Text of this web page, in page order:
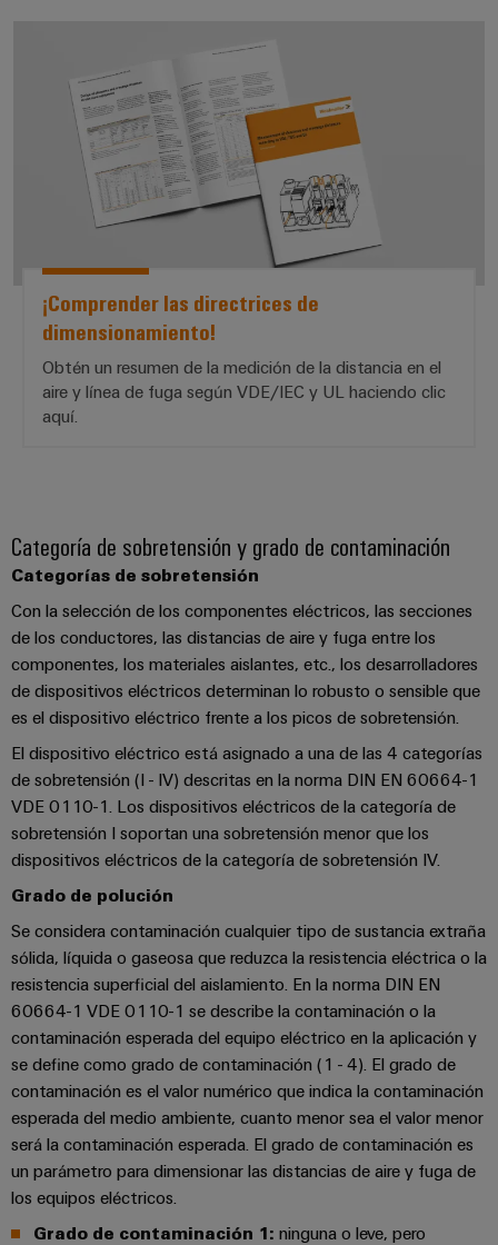
Fabricantes
de
dispositivos
Soluciones
de
conectividad
innovadoras
Hidrógeno
El
como
tecnología
Infraestructura
de
edificios
Soluciones
para
las
necesidades
específicas
de
la
infraestructura
de
edificios
Fabricación
de
cuadros
eléctricos
Soluciones
para
los
retos
la
fabricación
de
cuadros
Maquinaria
Soluciones
Software
para
IIoT
y
automatización
Soluciones
de
la
energía
Fabricante
de
dispositivos
Bornes
y
conectores
para
circuito
impreso
Servicios
de
conectores
para
circuito
impreso
Fabricante
de
dispositivos
originales
(OEM)
Protección
contra
rayos
y
sobretensiones
combiner
boxes
de
Automatización
y
software
Monitorizadores
Sistemas
de
E/S
Ethernet
industrial
Paneles
táctiles
Herramientas
de
ingeniería
y
visualización
Medición
de
energía
Weidmüller
y
seminarios
web
Opciones
pedido
digital
eShop
Interfaz
VISTA
PREVIA
soluciones
de
IIoT
y
automatización
Eventos
y
ferias
Ferias
Locales
Experiencia
Digital
Carreras
profesionales
Aceptamos
Desafíos
Es
Becarios
¡Comprender las directrices de
dimensionamiento!
Obtén un resumen de la medición de la distancia en el
aire y línea de fuga según VDE/IEC y UL haciendo clic
aquí.
Categoría de sobretensión y grado de contaminación
Categorías de sobretensión
Con la selección de los componentes eléctricos, las secciones
de los conductores, las distancias de aire y fuga entre los
componentes, los materiales aislantes, etc., los desarrolladores
de dispositivos eléctricos determinan lo robusto o sensible que
es el dispositivo eléctrico frente a los picos de sobretensión.
El dispositivo eléctrico está asignado a una de las 4 categorías
de sobretensión (I - IV) descritas en la norma DIN EN 60664-1
VDE 0110-1. Los dispositivos eléctricos de la categoría de
sobretensión I soportan una sobretensión menor que los
dispositivos eléctricos de la categoría de sobretensión IV.
Grado de polución
Se considera contaminación cualquier tipo de sustancia extraña
sólida, líquida o gaseosa que reduzca la resistencia eléctrica o la
resistencia superficial del aislamiento. En la norma DIN EN
60664-1 VDE 0110-1 se describe la contaminación o la
contaminación esperada del equipo eléctrico en la aplicación y
se define como grado de contaminación (1 - 4). El grado de
contaminación es el valor numérico que indica la contaminación
esperada del medio ambiente, cuanto menor sea el valor menor
será la contaminación esperada. El grado de contaminación es
un parámetro para dimensionar las distancias de aire y fuga de
los equipos eléctricos.
Grado de contaminación 1: ninguna o leve, pero